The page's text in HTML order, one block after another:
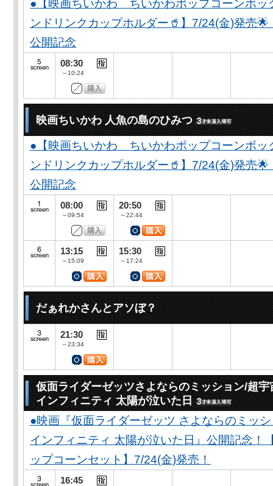
●【映画ちいかわ ちいかわポップコーンボ
ンドリンクカップホルダー🥤】7/24(金)発売
公開記念
08:30
～10:24
映画ちいかわ 人魚の島のひみつ
●【映画ちいかわ ちいかわポップコーンボ
ンドリンクカップホルダー🥤】7/24(金)発売
公開記念
08:00
～09:54
20:50
～22:44
13:15
～15:09
15:30
～17:24
だぁれかさんとアソぼ？
21:30
～23:34
仮面ライダーゼッツさよならのミッション/超
インフィニティ 太陽が泣いた日
●映画『仮面ライダーゼッツ さよならのミッ
インフィニティ 太陽が泣いた日』公開記念！
ップコーンセット】7/24(金)発売！
16:45